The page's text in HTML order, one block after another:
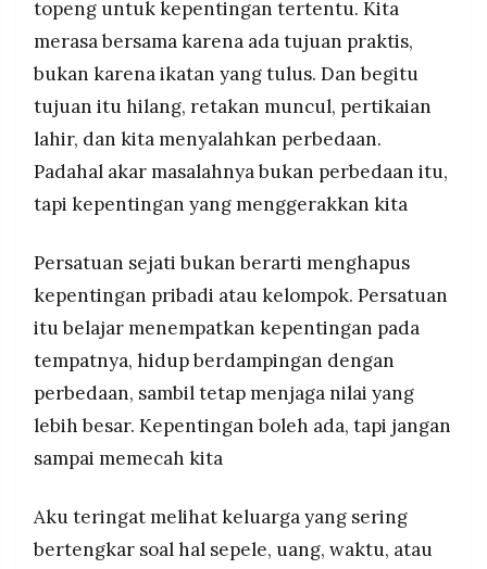
topeng untuk kepentingan tertentu. Kita
merasa bersama karena ada tujuan praktis,
bukan karena ikatan yang tulus. Dan begitu
tujuan itu hilang, retakan muncul, pertikaian
lahir, dan kita menyalahkan perbedaan.
Padahal akar masalahnya bukan perbedaan itu,
tapi kepentingan yang menggerakkan kita
Persatuan sejati bukan berarti menghapus
kepentingan pribadi atau kelompok. Persatuan
itu belajar menempatkan kepentingan pada
tempatnya, hidup berdampingan dengan
perbedaan, sambil tetap menjaga nilai yang
lebih besar. Kepentingan boleh ada, tapi jangan
sampai memecah kita
Aku teringat melihat keluarga yang sering
bertengkar soal hal sepele, uang, waktu, atau